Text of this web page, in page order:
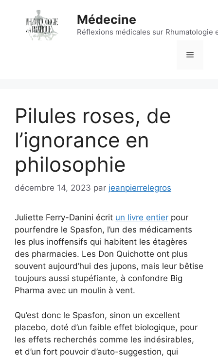
contenu
Médecine
Réflexions médicales sur Rhumatologie
Menu
Pilules roses, de
l’ignorance en
philosophie
décembre 14, 2023 par jeanpierrelegros
Juliette Ferry-Danini écrit un livre entier pour
pourfendre le Spasfon, l’un des médicaments
les plus inoffensifs qui habitent les étagères
des pharmacies. Les Don Quichotte ont plus
souvent aujourd’hui des jupons, mais leur bêtise
toujours aussi stupéfiante, à confondre Big
Pharma avec un moulin à vent.
Qu’est donc le Spasfon, sinon un excellent
placebo, doté d’un faible effet biologique, pour
les effets recherchés comme les indésirables,
et d’un fort pouvoir d’auto-suggestion, qui